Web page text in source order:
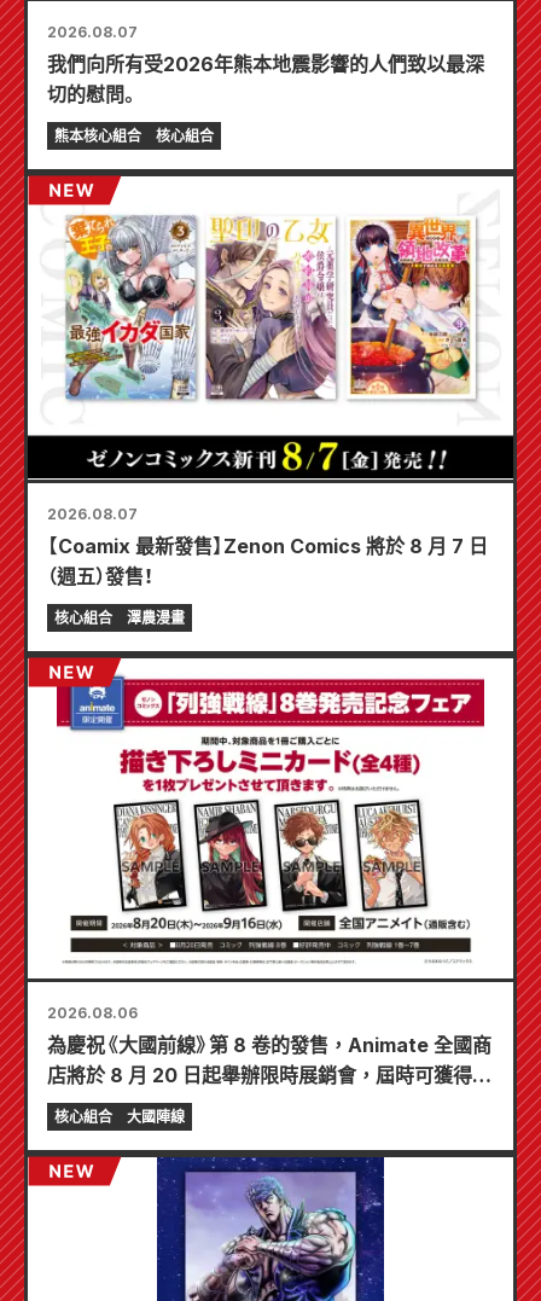
2026.08.07
我們向所有受2026年熊本地震影響的人們致以最深
切的慰問。
熊本核心組合 核心組合
2026.08.07
【Coamix 最新發售】Zenon Comics 將於 8 月 7 日
（週五）發售！
核心組合 澤農漫畫
2026.08.06
為慶祝《大國前線》第 8 卷的發售，Animate 全國商
店將於 8 月 20 日起舉辦限時展銷會，屆時可獲得特
製迷你卡片（共 4 種）！
核心組合 大國陣線